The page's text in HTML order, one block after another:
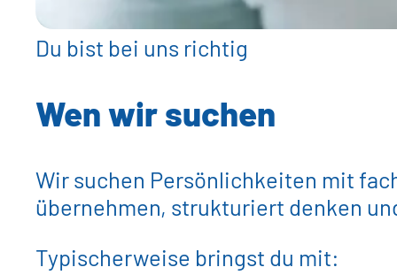
Du bist bei uns richtig
Wen wir suchen
Wir suchen Persönlichkeiten mit
übernehmen, strukturiert denken
Typischerweise bringst du mit: